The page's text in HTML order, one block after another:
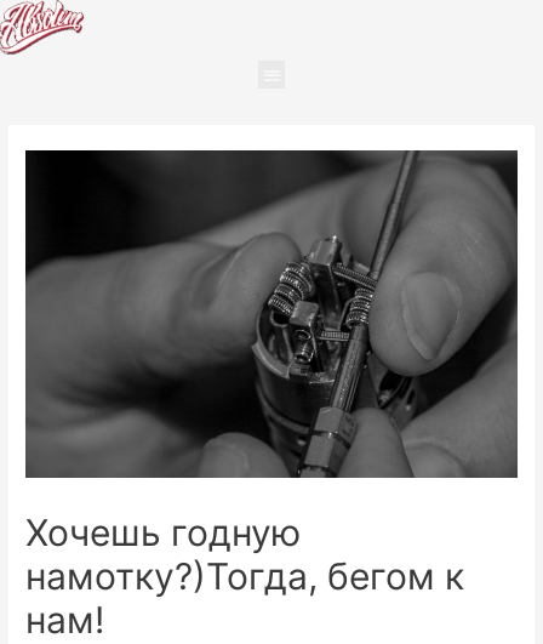
Хочешь годную
намотку?)Тогда, бегом к
нам!